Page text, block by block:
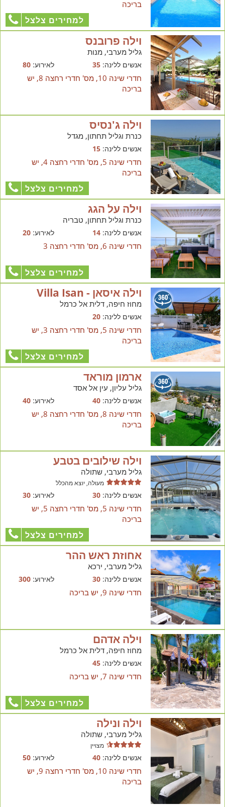
בריכה
למחירים צלצל
וילה פרובנס
גליל מערבי, מנות
אנשים ללינה:35 לאירוע:80
חדרי שינה 10, מס' חדרי רחצה 8, יש
בריכה
וילה ג'נסיס
כנרת וגליל תחתון, מגדל
אנשים ללינה:15
חדרי שינה 5, מס' חדרי רחצה 4, יש
בריכה
למחירים צלצל
וילה על הגג
כנרת וגליל תחתון, טבריה
אנשים ללינה:14 לאירוע:20
חדרי שינה 6, מס' חדרי רחצה 3
למחירים צלצל
וילה איסאן - Villa Isan
מחוז חיפה, דלית אל כרמל
אנשים ללינה:20
חדרי שינה 5, מס' חדרי רחצה 3, יש
בריכה
למחירים צלצל
ארמון מוראד
גליל עליון, עין אל אסד
אנשים ללינה:40 לאירוע:40
חדרי שינה 8, מס' חדרי רחצה 8, יש
בריכה
וילה שילובים בטבע
גליל מערבי, שתולה
מעולה, יוצא מהכלל
אנשים ללינה:30 לאירוע:30
חדרי שינה 5, מס' חדרי רחצה 5, יש
בריכה
למחירים צלצל
אחוזת ראש ההר
גליל מערבי, ירכא
אנשים ללינה:30 לאירוע:300
חדרי שינה 9, יש בריכה
וילה אדהם
מחוז חיפה, דלית אל כרמל
אנשים ללינה:45
חדרי שינה 7, יש בריכה
למחירים צלצל
וילה ונילה
גליל מערבי, שתולה
מצויין
אנשים ללינה:40 לאירוע:50
חדרי שינה 10, מס' חדרי רחצה 9, יש
בריכה